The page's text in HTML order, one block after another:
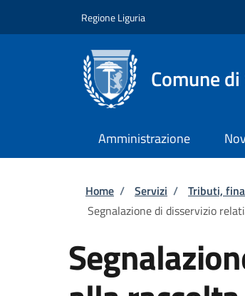
Regione Liguria
Comune
Amministrazione
Briciole di
Home / Servizi / Tributi,
Segnalazione di disservizio